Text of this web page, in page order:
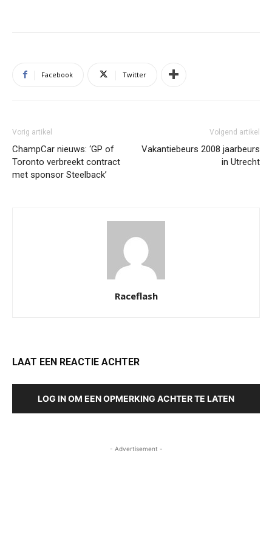
Facebook Twitter
Vorig artikel
ChampCar nieuws: ‘GP of
Toronto verbreekt contract
met sponsor Steelback’
Volgend artikel
Vakantiebeurs 2008 jaarbeurs
in Utrecht
Raceflash
LAAT EEN REACTIE ACHTER
LOG IN OM EEN OPMERKING ACHTER TE LATEN
- Advertisement -